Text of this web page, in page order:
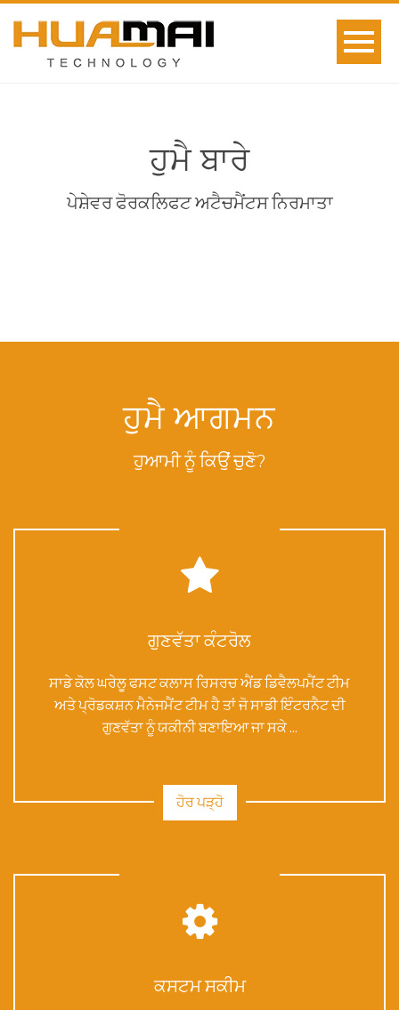
ਹੁਮੈ ਬਾਰੇ
ਪੇਸ਼ੇਵਰ ਫੋਰਕਲਿਫਟ ਅਟੈਚਮੈਂਟਸ ਨਿਰਮਾਤਾ
ਹੁਮੈ ਆਗਮਨ
ਹੁਆਮੀ ਨੂੰ ਕਿਉਂ ਚੁਣੋ?
ਗੁਣਵੱਤਾ ਕੰਟਰੋਲ
ਸਾਡੇ ਕੋਲ ਘਰੇਲੂ ਫਸਟ ਕਲਾਸ ਰਿਸਰਚ ਐਂਡ ਡਿਵੈਲਪਮੈਂਟ ਟੀਮ
ਅਤੇ ਪ੍ਰੋਡਕਸ਼ਨ ਮੈਨੇਜਮੈਂਟ ਟੀਮ ਹੈ ਤਾਂ ਜੋ ਸਾਡੀ ਇੰਟਰਨੈਟ ਦੀ
ਗੁਣਵੱਤਾ ਨੂੰ ਯਕੀਨੀ ਬਣਾਇਆ ਜਾ ਸਕੇ ...
ਹੋਰ ਪੜ੍ਹੋ
ਕਸਟਮ ਸਕੀਮ